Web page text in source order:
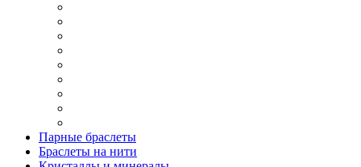
Парные браслеты
Браслеты на нити